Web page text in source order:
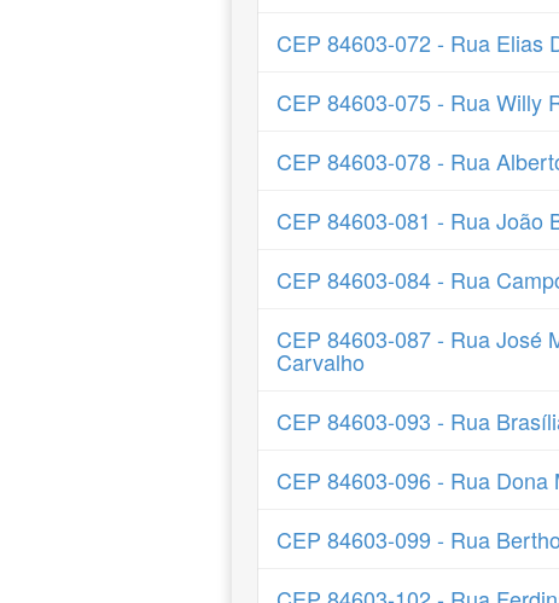
CEP 84603-072 - Rua Elias
CEP 84603-075 - Rua Willy
CEP 84603-078 - Rua
CEP 84603-081 - Rua João
CEP 84603-084 - Rua
CEP 84603-087 - Rua José
Carvalho
CEP 84603-093 - Rua
CEP 84603-096 - Rua Dona
CEP 84603-099 - Rua